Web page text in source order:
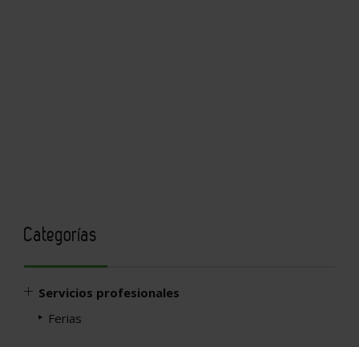
Categorías
Servicios profesionales
Ferias